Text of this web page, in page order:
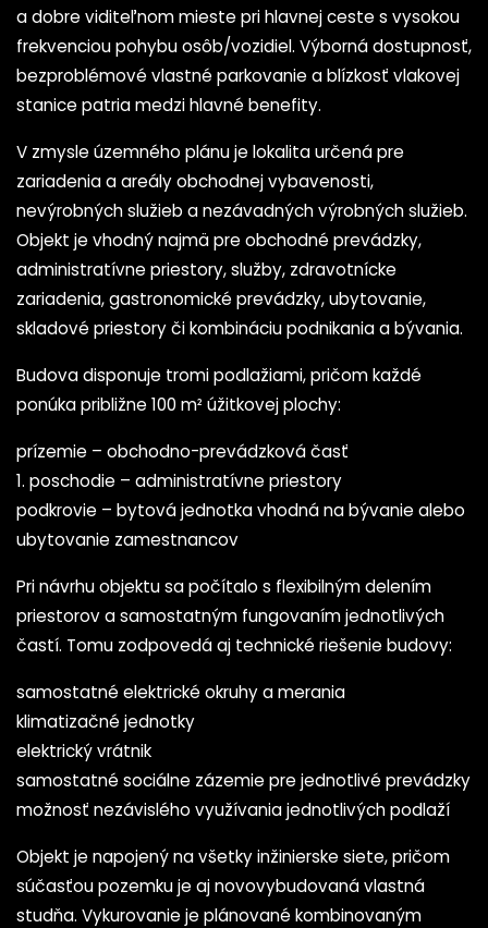
a dobre viditeľnom mieste pri hlavnej ceste s vysokou
frekvenciou pohybu osôb/vozidiel. Výborná dostupnosť,
bezproblémové vlastné parkovanie a blízkosť vlakovej
stanice patria medzi hlavné benefity.
V zmysle územného plánu je lokalita určená pre
zariadenia a areály obchodnej vybavenosti,
nevýrobných služieb a nezávadných výrobných služieb.
Objekt je vhodný najmä pre obchodné prevádzky,
administratívne priestory, služby, zdravotnícke
zariadenia, gastronomické prevádzky, ubytovanie,
skladové priestory či kombináciu podnikania a bývania.
Budova disponuje tromi podlažiami, pričom každé
ponúka približne 100 m² úžitkovej plochy:
prízemie – obchodno-prevádzková časť
1. poschodie – administratívne priestory
podkrovie – bytová jednotka vhodná na bývanie alebo
ubytovanie zamestnancov
Pri návrhu objektu sa počítalo s flexibilným delením
priestorov a samostatným fungovaním jednotlivých
častí. Tomu zodpovedá aj technické riešenie budovy:
samostatné elektrické okruhy a merania
klimatizačné jednotky
elektrický vrátnik
samostatné sociálne zázemie pre jednotlivé prevádzky
možnosť nezávislého využívania jednotlivých podlaží
Objekt je napojený na všetky inžinierske siete, pričom
súčasťou pozemku je aj novovybudovaná vlastná
studňa. Vykurovanie je plánované kombinovaným